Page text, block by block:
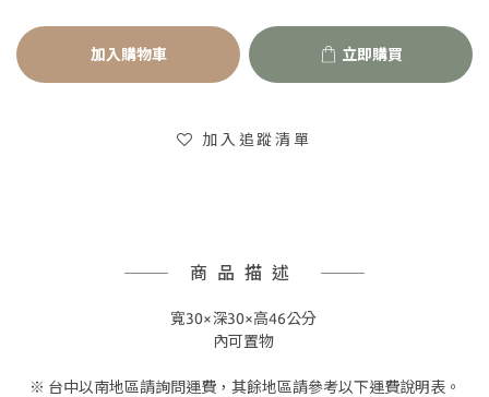
加入購物車 立即購買
加入追蹤清單
商品描述
寬30×深30×高46公分
內可置物
※ 台中以南地區請詢問運費，其餘地區請參考以下運費說明表。